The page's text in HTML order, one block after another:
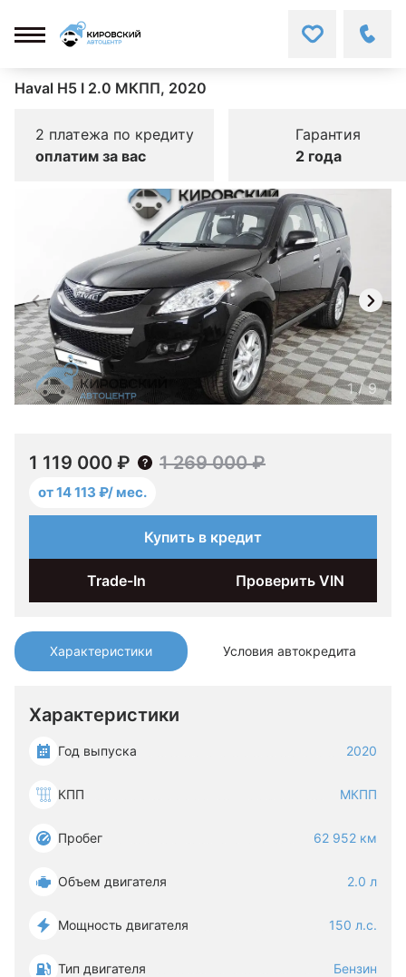
Haval H5 I 2.0 МКПП, 2020
2 платежа по кредиту
оплатим за вас
Гарантия
2 года
Характеристики Условия автокредита
Характеристики
Год выпуска 2020
КПП МКПП
Пробег 62 952 км
Объем двигателя 2.0 л
Мощность двигателя 150 л.с.
Тип двигателя Бензин
1/9
1 119 000 ₽ 1 269 000 ₽
от 14 113 ₽/ мес.
Купить в кредит
Trade-In Проверить VIN